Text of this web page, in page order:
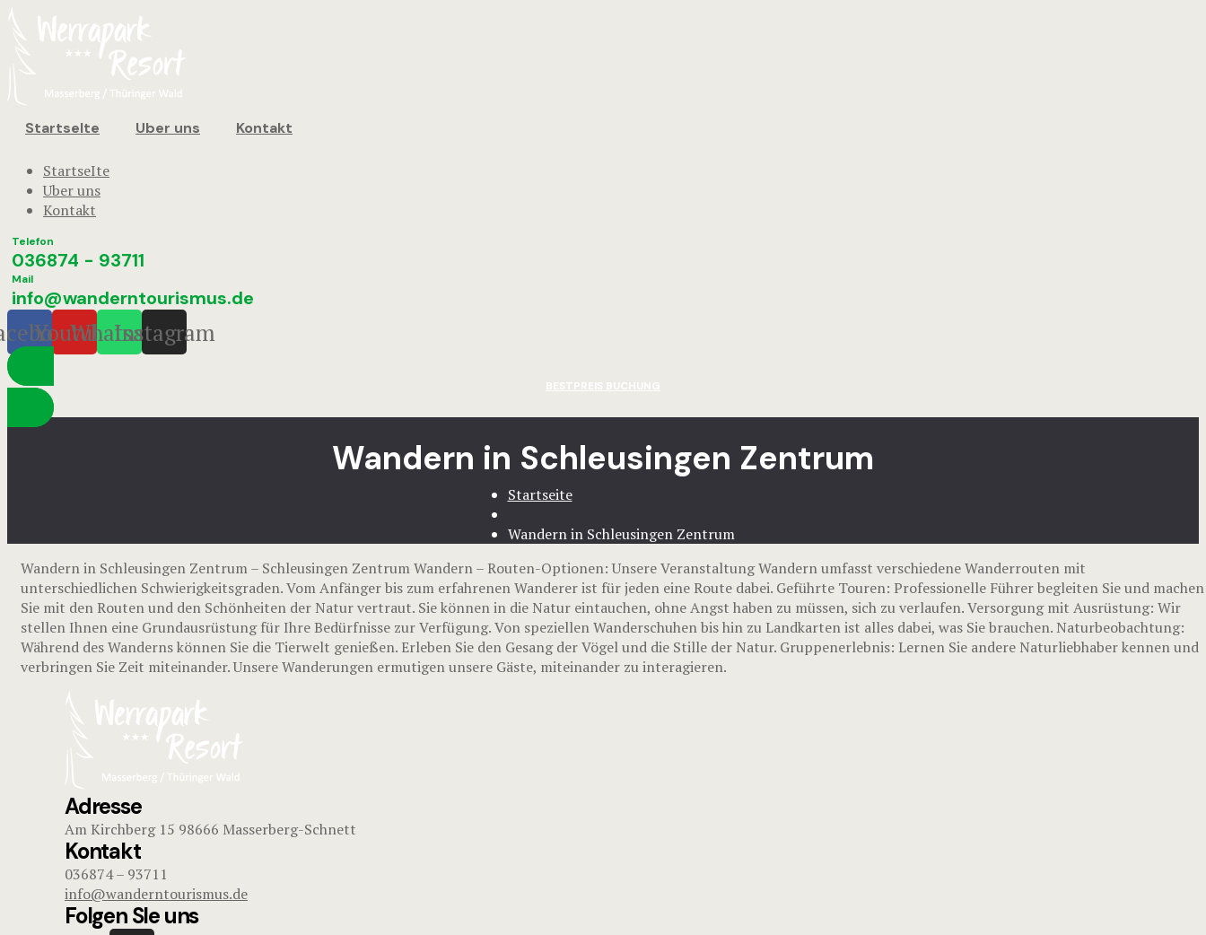
StartseIte Uber uns Kontakt
StartseIte
Uber uns
Kontakt
Telefon
036874 - 93711
Mail
info@wanderntourismus.de
Youtube
Whatsapp
Instagram
BESTPREIS BUCHUNG
Wandern in Schleusingen Zentrum
Startseite
Wandern in Schleusingen Zentrum
Wandern in Schleusingen Zentrum – Schleusingen Zentrum Wandern – Routen-Optionen: Unsere Veranstaltung Wandern umfasst verschiedene Wanderrouten mit
unterschiedlichen Schwierigkeitsgraden. Vom Anfänger bis zum erfahrenen Wanderer ist für jeden eine Route dabei. Geführte Touren: Professionelle Führer begleiten Sie und machen
Sie mit den Routen und den Schönheiten der Natur vertraut. Sie können in die Natur eintauchen, ohne Angst haben zu müssen, sich zu verlaufen. Versorgung mit Ausrüstung: Wir
stellen Ihnen eine Grundausrüstung für Ihre Bedürfnisse zur Verfügung. Von speziellen Wanderschuhen bis hin zu Landkarten ist alles dabei, was Sie brauchen. Naturbeobachtung:
Während des Wanderns können Sie die Tierwelt genießen. Erleben Sie den Gesang der Vögel und die Stille der Natur. Gruppenerlebnis: Lernen Sie andere Naturliebhaber kennen und
verbringen Sie Zeit miteinander. Unsere Wanderungen ermutigen unsere Gäste, miteinander zu interagieren.
Adresse
Am Kirchberg 15 98666 Masserberg-Schnett
Kontakt
036874 – 93711
info@wanderntourismus.de
Folgen SIe uns